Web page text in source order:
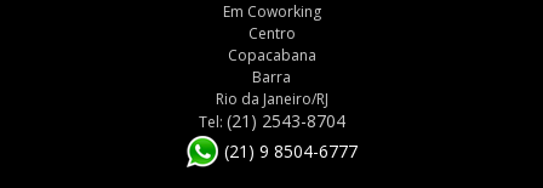
Em Coworking
Centro
Copacabana
Barra
Rio da Janeiro/RJ
Tel: (21) 2543-8704
(21) 9 8504-6777